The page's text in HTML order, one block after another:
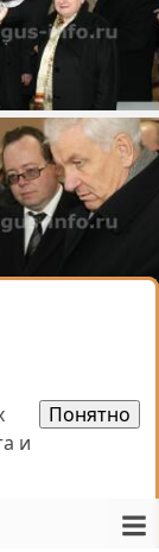
и
Понятно
и
Понятно